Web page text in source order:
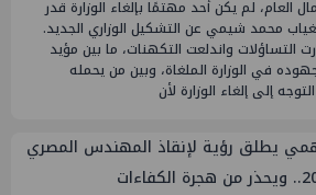
العام، لم يكن أحد مهتمًا بإلغاء الوزارة قدر
محمد شيمي عن التشكيل الوزاري الجديد.
التساؤلات واندلعت التكهنات، ما بين مؤيد
في الوزارة الملغاة، وبين من يحمله
إلى إلغاء الوزارة لأن
يطلق رؤية لإنقاذ المهندس المصري